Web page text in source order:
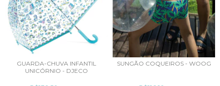
GUARDA-CHUVA INFANTIL
UNICÓRNIO - DJECO
SUNGÃO COQUEIROS - WOOG